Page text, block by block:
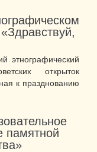
этнографический
открыток
к празднованию
памятной